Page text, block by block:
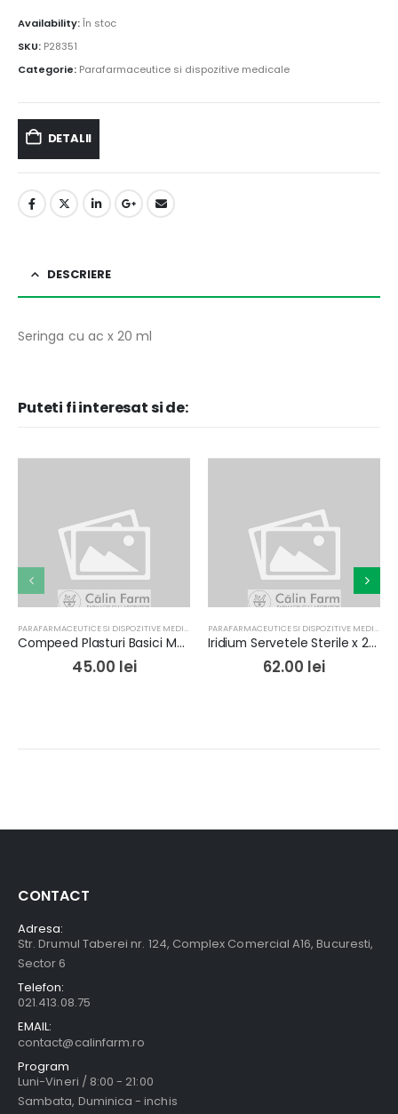
Availability:În stoc
SKU: P28351
Categorie: Parafarmaceutice si dispozitive medicale
DETALII
DESCRIERE
Seringa cu ac x 20 ml
Puteti fi interesat si de:
PARAFARMACEUTICE SI DISPOZITIVE MEDICALE PRODUSE PENTRU INGRIJIRE
Compeed Plasturi Basici Mediu x 5buc
45.00 lei
PARAFARMACEUTICE SI DISPOZITIVE MEDICALE
Iridium Servetele Sterile x 20 buc
62.00 lei
CONTACT
Adresa:
Str. Drumul Taberei nr. 124, Complex Comercial A16, Bucuresti,
Sector 6
Telefon:
021.413.08.75
EMAIL:
contact@calinfarm.ro
Program
Luni-Vineri / 8:00 - 21:00
Sambata, Duminica - inchis